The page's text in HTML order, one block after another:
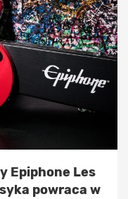
Epiphone Les
powraca w